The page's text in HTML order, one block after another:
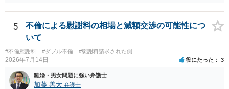
可能性もあるかと思います。ご参考にしてください。
5
不倫による慰謝料の相場と減額交渉の可能性につ
いて
#不倫慰謝料 #ダブル不倫 #慰謝料請求された側
2026年7月14日 役にたった 3
離婚・男女問題に強い弁護士
加藤 善大 弁護士